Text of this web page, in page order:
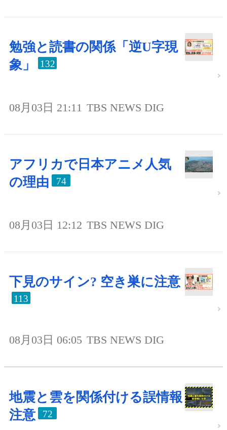
勉強と読書の関係「逆U字現
象」
132
08月03日 21:11 TBS NEWS DIG
アフリカで日本アニメ人気
の理由
74
08月03日 12:12 TBS NEWS DIG
下見のサイン? 空き巣に注意
113
08月03日 06:05 TBS NEWS DIG
地震と雲を関係付ける誤情報
注意
72